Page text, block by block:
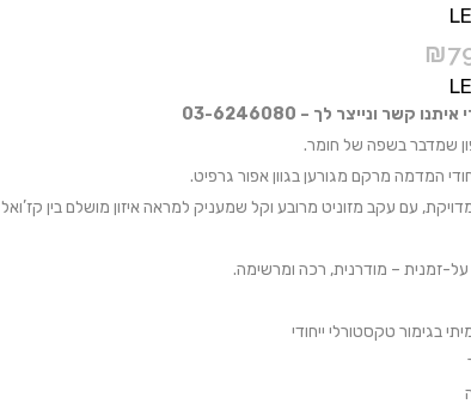
₪
קשר ונייצר לך – 03-6246080
המדמה מרקם מגורען בגוון אפור גרפיט.
עם עקב מזוניט מרובע וקל שמעניק למראה איזון מושלם בין קז’ואל